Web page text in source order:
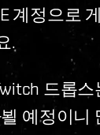
계정으로
.
드롭
예정이니